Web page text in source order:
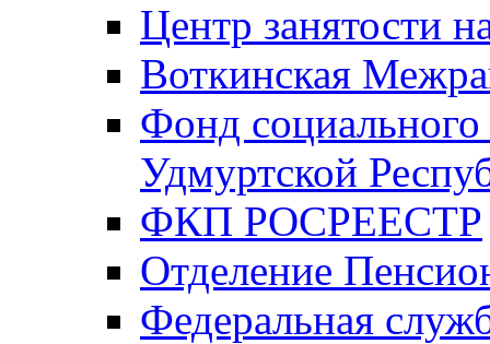
Центр занятости
Воткинская
Фонд
Удмуртской
ФКП РОСРЕЕСТР
Отделение
Федеральная